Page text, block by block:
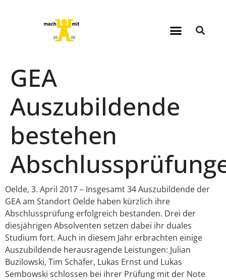
GEA
Auszubildende
bestehen
Oelde, 3. April 2017 – Insgesamt 34 Auszubildende der
GEA am Standort Oelde haben kürzlich ihre
Abschlussprüfung erfolgreich bestanden. Drei der
diesjährigen Absolventen setzen dabei ihr duales
Studium fort. Auch in diesem Jahr erbrachten einige
Auszubildende herausragende Leistungen: Julian
Buzilowski, Tim Schäfer, Lukas Ernst und Lukas
Sembowski schlossen bei ihrer Prüfung mit der Note